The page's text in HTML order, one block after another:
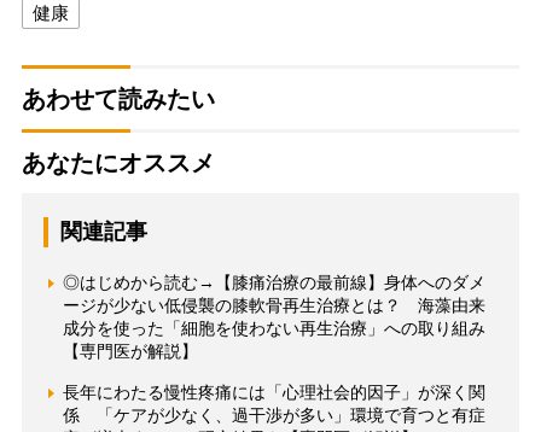
健康
あわせて読みたい
あなたにオススメ
関連記事
◎はじめから読む→【膝痛治療の最前線】身体へのダメ
ージが少ない低侵襲の膝軟骨再生治療とは？ 海藻由来
成分を使った「細胞を使わない再生治療」への取り組み
【専門医が解説】
長年にわたる慢性疼痛には「心理社会的因子」が深く関
係 「ケアが少なく、過干渉が多い」環境で育つと有症